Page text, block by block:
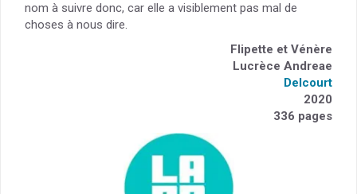
nom à suivre donc, car elle a visiblement pas mal de
choses à nous dire.
Flipette et Vénère
Lucrèce Andreae
Delcourt
2020
336 pages